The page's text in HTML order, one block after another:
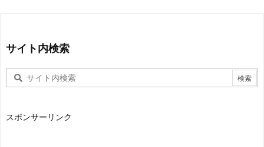
サイト内検索
スポンサーリンク